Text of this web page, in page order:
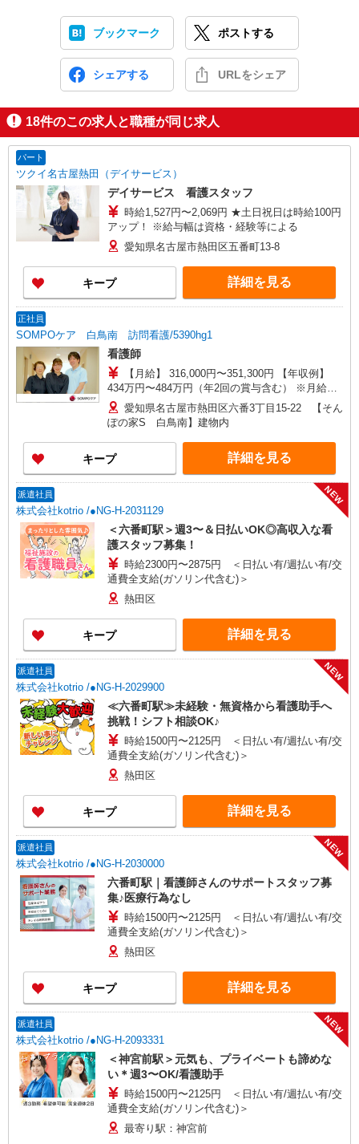
ブックマーク ポストする
シェアする URLをシェア
18件のこの求人と職種が同じ求人
パート
ツクイ名古屋熱田（デイサービス）
デイサービス 看護スタッフ
時給1,527円〜2,069円 ★土日祝日は時給100円
アップ！ ※給与幅は資格・経験等による
愛知県名古屋市熱田区五番町13-8
キープ 詳細を見る
正社員
SOMPOケア 白鳥南 訪問看護/5390hg1
看護師
【月給】 316,000円〜351,300円 【年収例】
434万円〜484万円（年2回の賞与含む） ※月給は
職務手当、働きがい向上手当、日祝手当（月平均2
回分）等、 毎月平均的に支払われる手当を含みま
す。 ◎月給は経験により異なります。 ◎残業時は
別途時間外手当支給（超過1分〜） ◎賞与 基本
給2.08ヶ月分/年支給
愛知県名古屋市熱田区六番3丁目15-22 【そん
ぽの家S 白鳥南】建物内
キープ 詳細を見る
派遣社員
株式会社kotrio /●NG-H-2031129
NEW
＜六番町駅＞週3〜＆日払いOK◎高収入な看
護スタッフ募集！
時給2300円〜2875円 ＜日払い有/週払い有/交
通費全支給(ガソリン代含む)＞
熱田区
キープ 詳細を見る
派遣社員
株式会社kotrio /●NG-H-2029900
NEW
≪六番町駅≫未経験・無資格から看護助手へ
挑戦！シフト相談OK♪
時給1500円〜2125円 ＜日払い有/週払い有/交
通費全支給(ガソリン代含む)＞
熱田区
キープ 詳細を見る
派遣社員
株式会社kotrio /●NG-H-2030000
NEW
六番町駅｜看護師さんのサポートスタッフ募
集♪医療行為なし
時給1500円〜2125円 ＜日払い有/週払い有/交
通費全支給(ガソリン代含む)＞
熱田区
キープ 詳細を見る
派遣社員
株式会社kotrio /●NG-H-2093331
NEW
＜神宮前駅＞元気も、プライベートも諦めな
い＊週3〜OK/看護助手
時給1500円〜2125円 ＜日払い有/週払い有/交
通費全支給(ガソリン代含む)＞
最寄り駅：神宮前